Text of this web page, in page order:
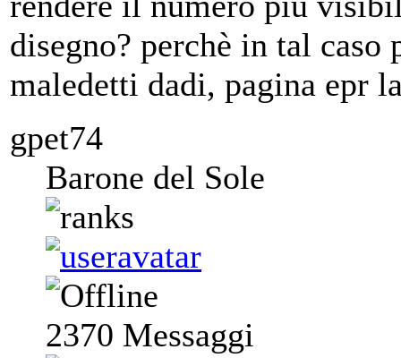
disegno? perchè in tal
maledetti dadi, pagina epr
gpet74
Barone del Sole
2370 Messaggi